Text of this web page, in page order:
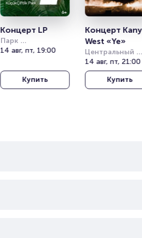
Концерт LP
Парк
Кучукчифтлик
14 авг, пт, 19:00
Купить
Концерт
West «Ye»
Центральный
стадион Алматы
14 авг, пт, 21:00
Купить